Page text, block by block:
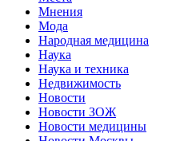
Мнения
Мода
Народная медицина
Наука
Наука и техника
Недвижимость
Новости
Новости ЗОЖ
Новости медицины